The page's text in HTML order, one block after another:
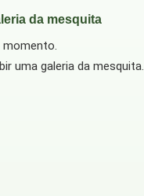
da mesquita
momento.
uma galeria da mesquita.